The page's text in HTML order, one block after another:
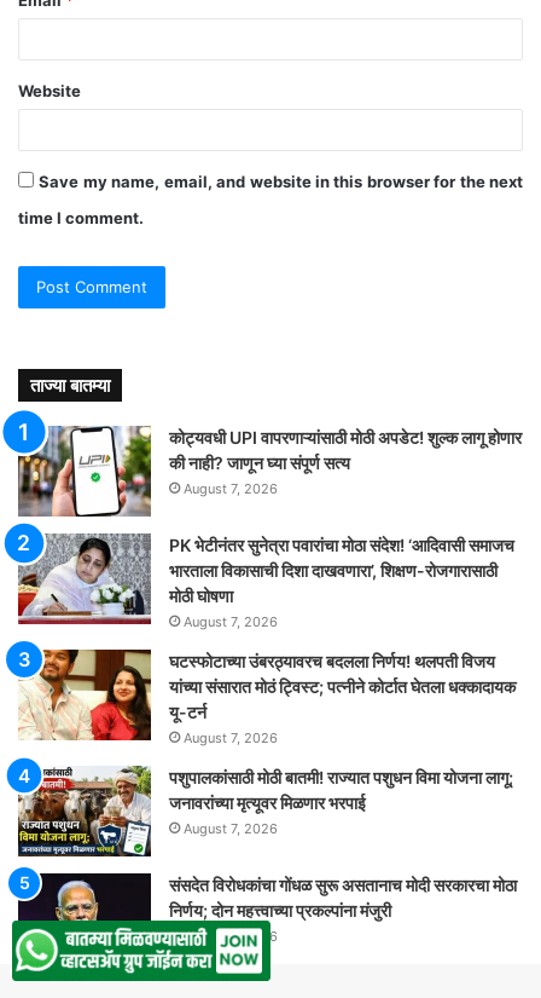
Website
Save my name, email, and website in this browser for the next
time I comment.
ताज्या बातम्या
कोट्यवधी UPI वापरणाऱ्यांसाठी मोठी अपडेट! शुल्क लागू होणार
की नाही? जाणून घ्या संपूर्ण सत्य
August 7, 2026
PK भेटीनंतर सुनेत्रा पवारांचा मोठा संदेश! ‘आदिवासी समाजच
भारताला विकासाची दिशा दाखवणारा’, शिक्षण-रोजगारासाठी
मोठी घोषणा
August 7, 2026
घटस्फोटाच्या उंबरठ्यावरच बदलला निर्णय! थलपती विजय
यांच्या संसारात मोठं ट्विस्ट; पत्नीने कोर्टात घेतला धक्कादायक
यू-टर्न
August 7, 2026
पशुपालकांसाठी मोठी बातमी! राज्यात पशुधन विमा योजना लागू;
जनावरांच्या मृत्यूवर मिळणार भरपाई
August 7, 2026
संसदेत विरोधकांचा गोंधळ सुरू असतानाच मोदी सरकारचा मोठा
निर्णय; दोन महत्त्वाच्या प्रकल्पांना मंजुरी
August 7, 2026